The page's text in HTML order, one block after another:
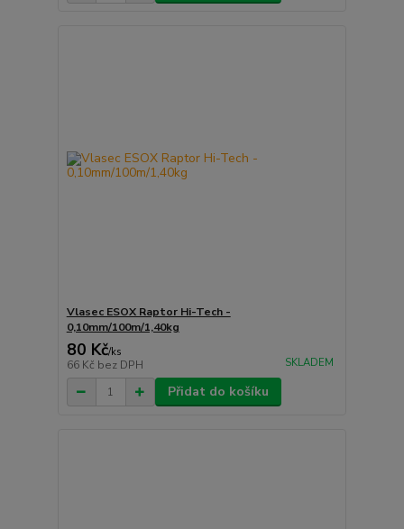
Vlasec ESOX Raptor Hi-Tech -
0,10mm/100m/1,40kg
80 Kč/ks
66 Kč bez DPH SKLADEM
Přidat do košíku